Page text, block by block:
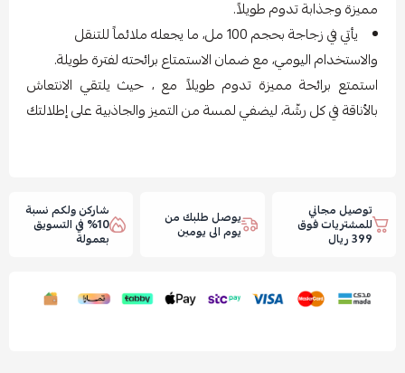
مميزة وجذابة تدوم طويلاً.
يأتي في زجاجة بحجم 100 مل، ما يجعله ملائماً للتنقل
والاستخدام اليومي، مع ضمان الاستمتاع برائحته لفترة طويلة.
استمتع برائحة مميزة تدوم طويلاً مع ، حيث يلتقي الانتعاش
بالأناقة في كل رشّة، ليضفي لمسة من التميز والجاذبية على إطلالتك
توصيل مجاني
للمشتريات فوق
399 ريال
يوصل طلبك من
يوم الى يومين
شاركن ولكم نسبة
10% في التسويق
بعمولة